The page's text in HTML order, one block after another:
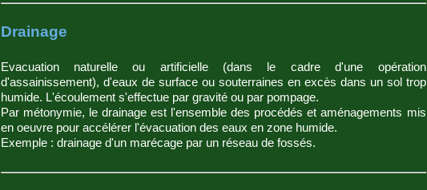
Drainage
Evacuation naturelle ou artificielle (dans le cadre d'une opération
d'assainissement), d'eaux de surface ou souterraines en excès dans un sol trop
humide. L'écoulement s'effectue par gravité ou par pompage.
Par métonymie, le drainage est l'ensemble des procédés et aménagements mis
en oeuvre pour accélérer l'évacuation des eaux en zone humide.
Exemple : drainage d'un marécage par un réseau de fossés.